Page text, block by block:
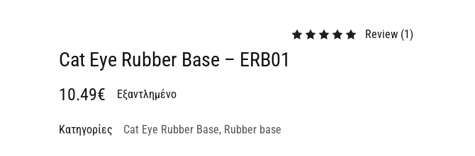
Review (1)
Cat Eye Rubber Base – ERB01
10.49€ Εξαντλημένο
Κατηγορίες Cat Eye Rubber Base, Rubber base